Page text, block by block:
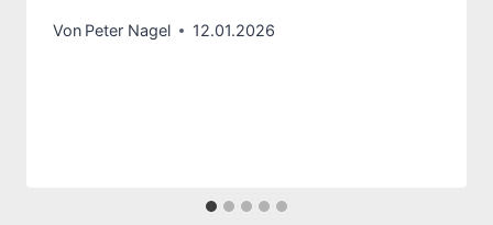
Von Peter Nagel 12.01.2026